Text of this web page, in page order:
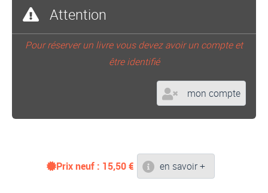
Attention
Pour réserver un livre vous devez avoir un compte et
être identifié
mon compte
Prix neuf : 15,50€ en savoir +